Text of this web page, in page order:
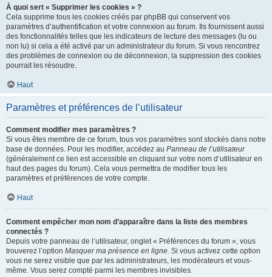
À quoi sert « Supprimer les cookies » ?
Cela supprime tous les cookies créés par phpBB qui conservent vos
paramètres d’authentification et votre connexion au forum. Ils fournissent aussi
des fonctionnalités telles que les indicateurs de lecture des messages (lu ou
non lu) si cela a été activé par un administrateur du forum. Si vous rencontrez
des problèmes de connexion ou de déconnexion, la suppression des cookies
pourrait les résoudre.
Haut
Paramètres et préférences de l’utilisateur
Comment modifier mes paramètres ?
Si vous êtes membre de ce forum, tous vos paramètres sont stockés dans notre
base de données. Pour les modifier, accédez au Panneau de l’utilisateur
(généralement ce lien est accessible en cliquant sur votre nom d’utilisateur en
haut des pages du forum). Cela vous permettra de modifier tous les
paramètres et préférences de votre compte.
Haut
Comment empêcher mon nom d’apparaître dans la liste des membres
connectés ?
Depuis votre panneau de l’utilisateur, onglet « Préférences du forum », vous
trouverez l’option Masquer ma présence en ligne. Si vous activez cette option
vous ne serez visible que par les administrateurs, les modérateurs et vous-
même. Vous serez compté parmi les membres invisibles.